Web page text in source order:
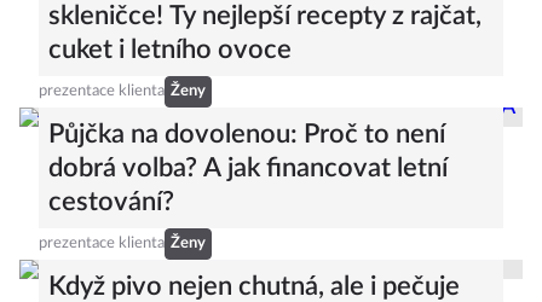
skleničce! Ty nejlepší recepty z rajčat,
cuket i letního ovoce
prezentace klienta Ženy
Půjčka na dovolenou: Proč to není
dobrá volba? A jak financovat letní
cestování?
prezentace klienta Ženy
Když pivo nejen chutná, ale i pečuje